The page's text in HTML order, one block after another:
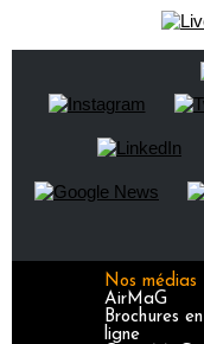
Nos médias
AirMaG
Brochures en
ligne